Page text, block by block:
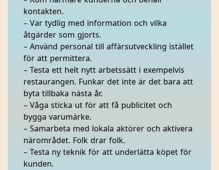
kontakten.
– Var tydlig med information och vilka
åtgärder som gjorts.
– Använd personal till affärsutveckling istället
för att permittera.
– Testa ett helt nytt arbetssätt i exempelvis
restaurangen. Funkar det inte är det bara att
byta tillbaka nästa år.
– Våga sticka ut för att få publicitet och
bygga varumärke.
– Samarbeta med lokala aktörer och aktivera
närområdet. Folk drar folk.
– Testa ny teknik för att underlätta köpet för
kunden.